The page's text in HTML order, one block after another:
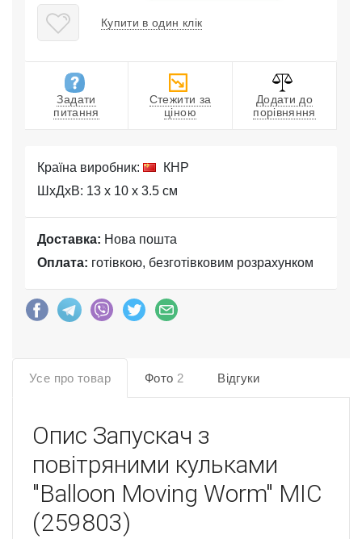
Купити в один клік
Задати
питання
Стежити за
ціною
Додати до
порівняння
Країна виробник:
КНР
ШхДхВ: 13 x 10 x 3.5 см
Доставка: Нова пошта
Оплата: готівкою, безготівковим розрахунком
Усе про товар Фото 2 Відгуки
Опис Запускач з
повітряними кульками
"Balloon Moving Worm" MIC
(259803)